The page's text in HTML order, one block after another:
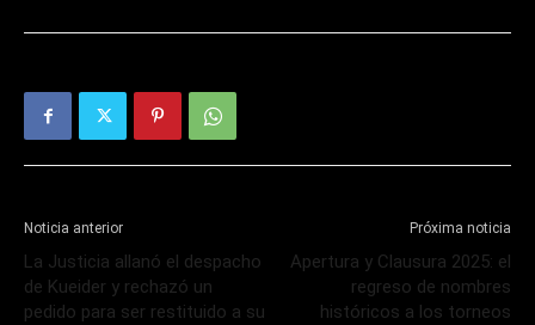
Noticia anterior
La Justicia allanó el despacho
de Kueider y rechazó un
pedido para ser restituido a su
Próxima noticia
Apertura y Clausura 2025: el
regreso de nombres
históricos a los torneos